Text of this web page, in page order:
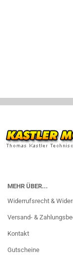
MEHR ÜBER...
Widerrufsrecht &
Versand- &
Kontakt
Gutscheine